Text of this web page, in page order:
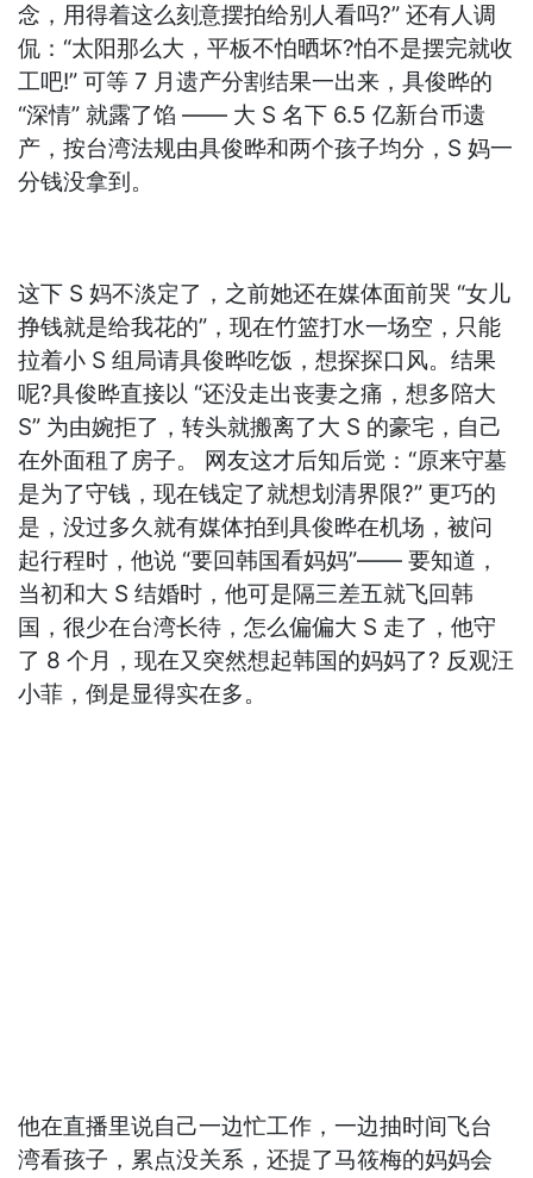
念，用得着这么刻意摆拍给别人看吗?” 还有人调
侃：“太阳那么大，平板不怕晒坏?怕不是摆完就收
工吧!” 可等 7 月遗产分割结果一出来，具俊晔的
“深情” 就露了馅 —— 大 S 名下 6.5 亿新台币遗
产，按台湾法规由具俊晔和两个孩子均分，S 妈一
分钱没拿到。
这下 S 妈不淡定了，之前她还在媒体面前哭 “女儿
挣钱就是给我花的”，现在竹篮打水一场空，只能
拉着小 S 组局请具俊晔吃饭，想探探口风。结果
呢?具俊晔直接以 “还没走出丧妻之痛，想多陪大
S” 为由婉拒了，转头就搬离了大 S 的豪宅，自己
在外面租了房子。 网友这才后知后觉：“原来守墓
是为了守钱，现在钱定了就想划清界限?” 更巧的
是，没过多久就有媒体拍到具俊晔在机场，被问
起行程时，他说 “要回韩国看妈妈”—— 要知道，
当初和大 S 结婚时，他可是隔三差五就飞回韩
国，很少在台湾长待，怎么偏偏大 S 走了，他守
了 8 个月，现在又突然想起韩国的妈妈了? 反观汪
小菲，倒是显得实在多。
他在直播里说自己一边忙工作，一边抽时间飞台
湾看孩子，累点没关系，还提了马筱梅的妈妈会